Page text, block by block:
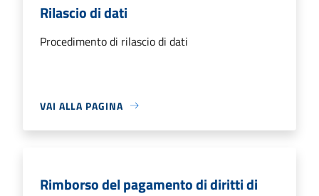
Rilascio di dati
Procedimento di rilascio di dati
VAI ALLA PAGINA
Rimborso del pagamento di diritti di